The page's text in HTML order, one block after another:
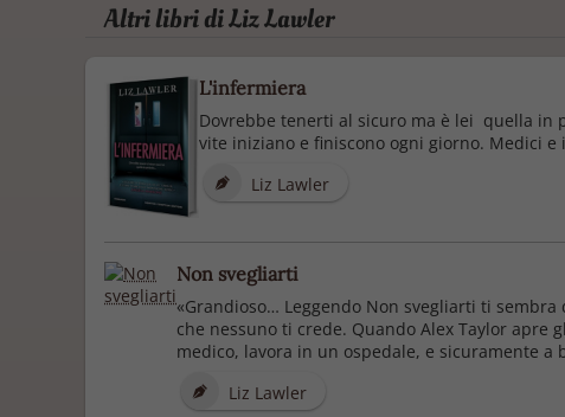
Altri libri di Liz Lawler
L'infermiera
Dovrebbe tenerti al sicuro ma è lei quella in
vite iniziano e finiscono ogni giorno. Medici
Liz Lawler
Non svegliarti
«Grandioso… Leggendo Non svegliarti ti
che nessuno ti crede. Quando Alex Taylor
medico, lavora in un ospedale, e sicuramente a
Liz Lawler